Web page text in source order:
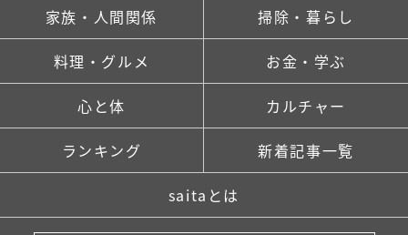
家族・人間関係 掃除・暮らし
料理・グルメ お金・学ぶ
心と体 カルチャー
ランキング 新着記事一覧
saitaとは